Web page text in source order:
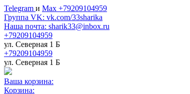
Telegram и Max +79209104959
Группа VK: vk.com/33sharika
Наша почта: sharik33@inbox.ru
+79209104959
ул. Северная 1 Б
+79209104959
ул. Северная 1 Б
Ваша корзина:
Корзина: